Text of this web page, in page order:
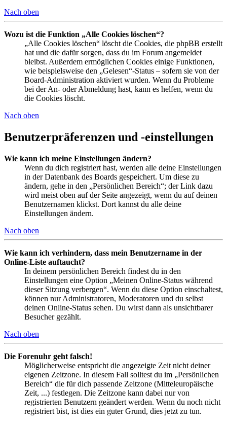
Nach oben
Wozu ist die Funktion „Alle Cookies löschen“?
„Alle Cookies löschen“ löscht die Cookies, die phpBB erstellt
hat und die dafür sorgen, dass du im Forum angemeldet
bleibst. Außerdem ermöglichen Cookies einige Funktionen,
wie beispielsweise den „Gelesen“-Status – sofern sie von der
Board-Administration aktiviert wurden. Wenn du Probleme
bei der An- oder Abmeldung hast, kann es helfen, wenn du
die Cookies löscht.
Nach oben
Benutzerpräferenzen und -einstellungen
Wie kann ich meine Einstellungen ändern?
Wenn du dich registriert hast, werden alle deine Einstellungen
in der Datenbank des Boards gespeichert. Um diese zu
ändern, gehe in den „Persönlichen Bereich“; der Link dazu
wird meist oben auf der Seite angezeigt, wenn du auf deinen
Benutzernamen klickst. Dort kannst du alle deine
Einstellungen ändern.
Nach oben
Wie kann ich verhindern, dass mein Benutzername in der
Online-Liste auftaucht?
In deinem persönlichen Bereich findest du in den
Einstellungen eine Option „Meinen Online-Status während
dieser Sitzung verbergen“. Wenn du diese Option einschaltest,
können nur Administratoren, Moderatoren und du selbst
deinen Online-Status sehen. Du wirst dann als unsichtbarer
Besucher gezählt.
Nach oben
Die Forenuhr geht falsch!
Möglicherweise entspricht die angezeigte Zeit nicht deiner
eigenen Zeitzone. In diesem Fall solltest du im „Persönlichen
Bereich“ die für dich passende Zeitzone (Mitteleuropäische
Zeit, ...) festlegen. Die Zeitzone kann dabei nur von
registrierten Benutzern geändert werden. Wenn du noch nicht
registriert bist, ist dies ein guter Grund, dies jetzt zu tun.